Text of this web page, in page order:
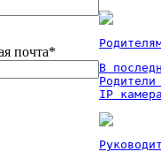
почта*
В
IP